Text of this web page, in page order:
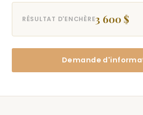
RÉSULTAT D'ENCHÈRE3 600 $
Demande